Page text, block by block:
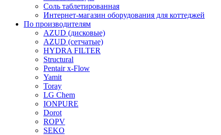
Соль таблетированная
Интернет-магазин оборудования для коттеджей
По производителям
AZUD (дисковые)
AZUD (сетчатые)
HYDRA FILTER
Structural
Pentair x-Flow
Yamit
Toray
LG Chem
IONPURE
Dorot
ROPV
SEKO